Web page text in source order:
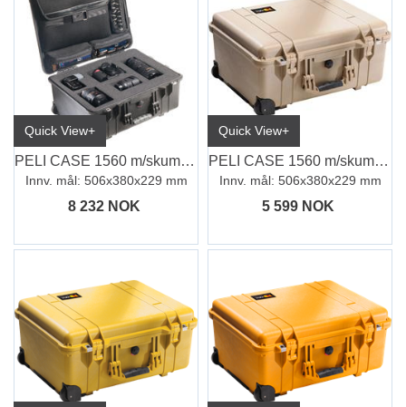
Quick View+
PELI CASE 1560 m/skum og PC-innlegg
Innv. mål: 506x380x229 mm
8 232 NOK
Quick View+
PELI CASE 1560 m/skum, Desert Tan
Innv. mål: 506x380x229 mm
5 599 NOK